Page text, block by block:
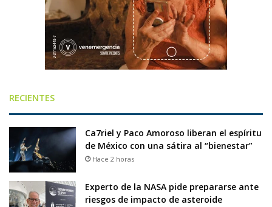
RECIENTES
Ca7riel y Paco Amoroso liberan el espíritu
de México con una sátira al “bienestar”
Hace 2 horas
Experto de la NASA pide prepararse ante
riesgos de impacto de asteroide